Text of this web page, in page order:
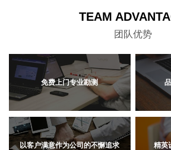
TEAM
团队优势
免费上门专业勘测
以客户满意作为公司的不懈追求 精英